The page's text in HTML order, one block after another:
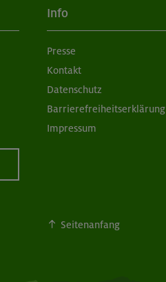
Info
Presse
Kontakt
Datenschutz
Barrierefreiheitserklärung
Impressum
Seitenanfang